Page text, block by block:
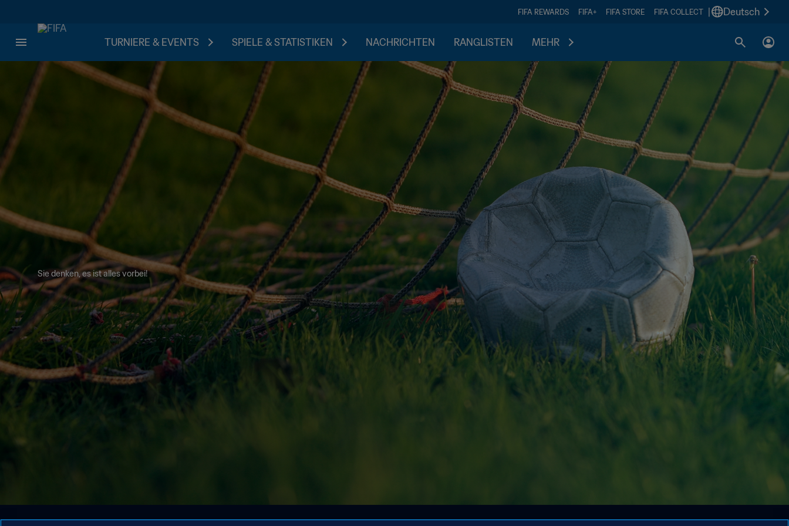
FIFA REWARDS FIFA+ FIFA STORE FIFA COLLECT Deutsch
TURNIERE & EVENTS SPIELE & STATISTIKEN NACHRICHTEN RANGLISTEN MEHR
Sie denken, es ist alles vorbei!